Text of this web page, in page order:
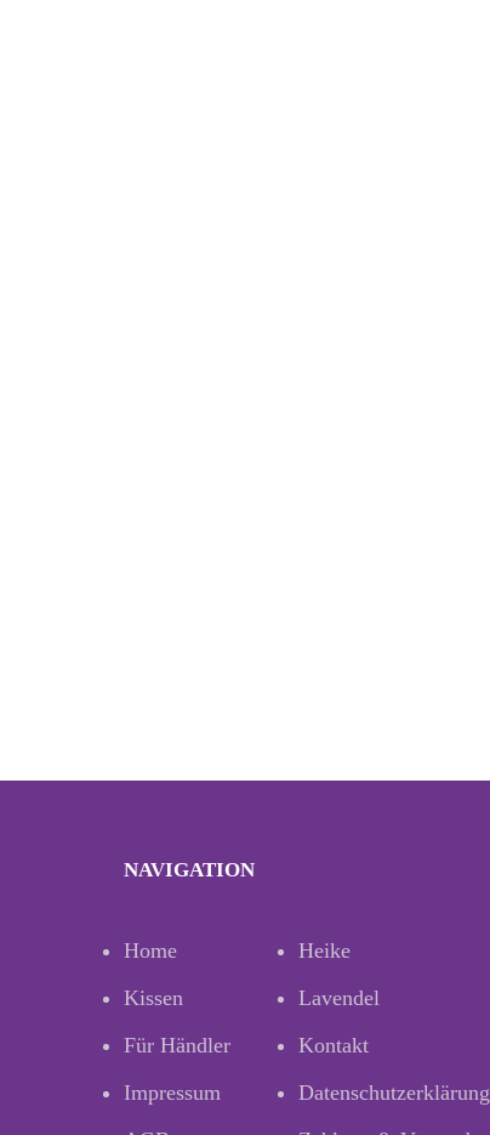
NAVIGATION
Home
Heike
Kissen
Lavendel
Für Händler
Kontakt
Impressum
Datenschutzerklärung